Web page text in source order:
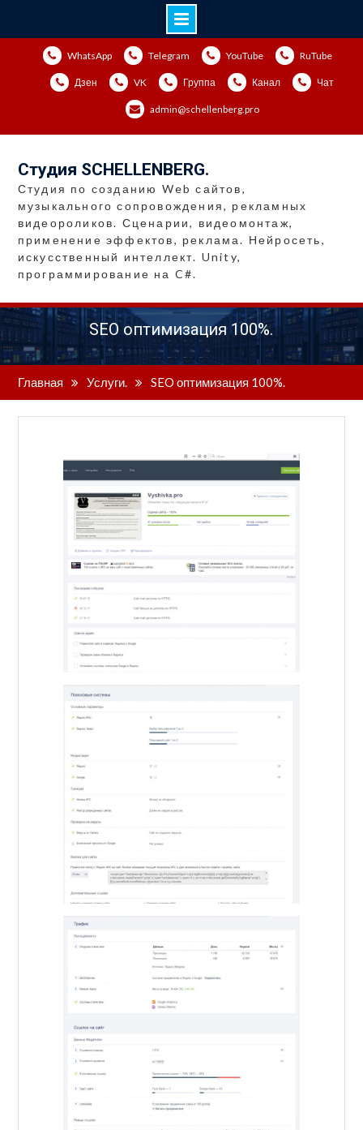
содержимому
WhatsApp Telegram YouTube RuTube
Дзен VK Группа Канал Чат
admin@schellenberg.pro
Студия SCHELLENBERG.
Студия по созданию Web сайтов,
музыкального сопровождения, рекламных
видеороликов. Сценарии, видеомонтаж,
применение эффектов, реклама. Нейросеть,
искусственный интеллект. Unity,
программирование на C#.
SEO оптимизация 100%.
Главная Услуги. SEO оптимизация 100%.